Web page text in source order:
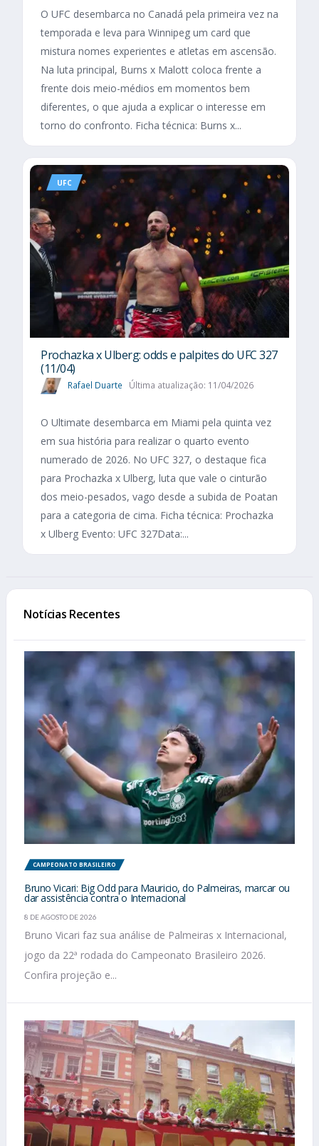
O UFC desembarca no Canadá pela primeira vez na
temporada e leva para Winnipeg um card que
mistura nomes experientes e atletas em ascensão.
Na luta principal, Burns x Malott coloca frente a
frente dois meio-médios em momentos bem
diferentes, o que ajuda a explicar o interesse em
torno do confronto. Ficha técnica: Burns x...
UFC
Prochazka x Ulberg: odds e palpites do UFC 327
(11/04)
Rafael Duarte Última atualização: 11/04/2026
O Ultimate desembarca em Miami pela quinta vez
em sua história para realizar o quarto evento
numerado de 2026. No UFC 327, o destaque fica
para Prochazka x Ulberg, luta que vale o cinturão
dos meio-pesados, vago desde a subida de Poatan
para a categoria de cima. Ficha técnica: Prochazka
x Ulberg Evento: UFC 327Data:...
Notícias Recentes
CAMPEONATO BRASILEIRO
Bruno Vicari: Big Odd para Mauricio, do Palmeiras, marcar ou
dar assistência contra o Internacional
8 DE AGOSTO DE 2026
Bruno Vicari faz sua análise de Palmeiras x Internacional,
jogo da 22ª rodada do Campeonato Brasileiro 2026.
Confira projeção e...